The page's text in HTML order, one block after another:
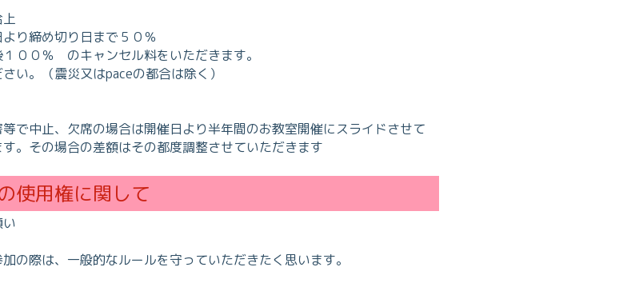
り締め切り日まで５０％
００％ のキャンセル料をいただきます。
い。（震災又はpaceの都合は除く）
等で中止、欠席の場合は開催日より半年間のお教室開催にスライドさせて
す。その場合の差額はその都度調整させていただきます
使用権に関して
の際は、一般的なルールを守っていただきたく思います。